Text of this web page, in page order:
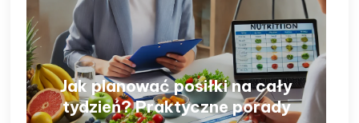
Jak planować posiłki na cały
tydzień? Praktyczne porady